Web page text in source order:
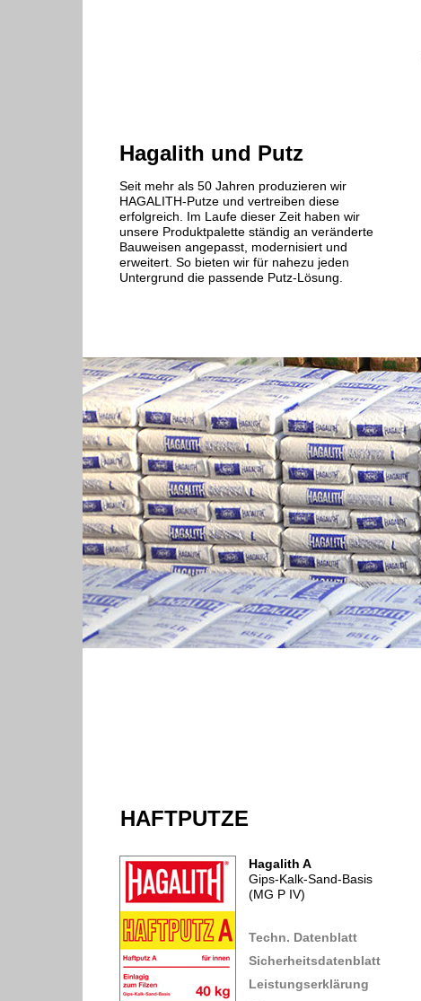
Hagalith und Putz
Seit mehr als 50 Jahren produzieren wir
HAGALITH-Putze und vertreiben diese
erfolgreich. Im Laufe dieser Zeit haben wir
unsere Produktpalette ständig an veränderte
Bauweisen angepasst, modernisiert und
erweitert. So bieten wir für nahezu jeden
Untergrund die passende Putz-Lösung.
HAFTPUTZE
Hagalith A
Gips-Kalk-Sand-Basis
(MG P IV)
Techn. Datenblatt
Sicherheitsdatenblatt
Leistungserklärung